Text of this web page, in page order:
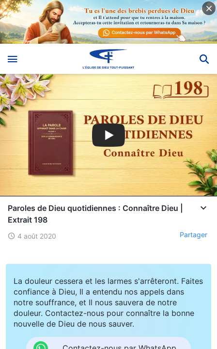
Paroles de Dieu quotidiennes : Connaître Dieu |
Extrait 198
4 août 2020 Partager
La douleur cessera et les larmes s'arrêteront. Faites
confiance à Dieu, Il a entendu nos appels dans
notre souffrance, et Il nous sauvera de notre
douleur. Contactez-nous pour connaître la bonne
nouvelle de Dieu de nous sauver.